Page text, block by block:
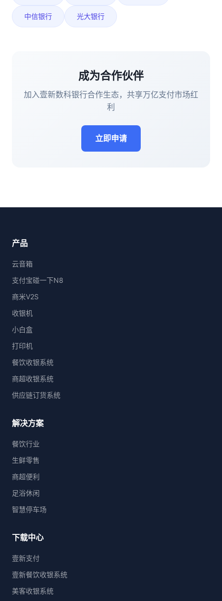
中信银行 光大银行
成为合作伙伴
加入壹新数科银行合作生态，共享万亿支付市场红
利
立即申请
产品
云音箱
支付宝碰一下N8
商米V2S
收银机
小白盒
打印机
餐饮收银系统
商超收银系统
供应链订货系统
解决方案
餐饮行业
生鲜零售
商超便利
足浴休闲
智慧停车场
下载中心
壹新支付
壹新餐饮收银系统
美客收银系统